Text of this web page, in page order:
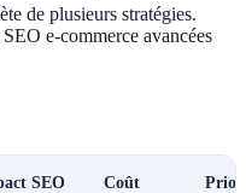
de plusieurs stratégies.
e-commerce avancées
SEO Coût